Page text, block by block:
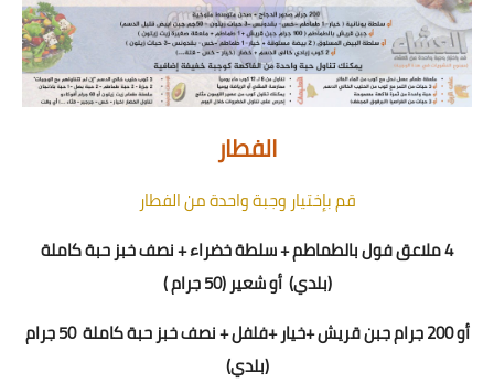
الفطار
قم بإختيار وجبة واحدة من الفطار
4 ملاعق فول بالطماطم + سلطة خضراء
+ نصف خبز حبة كاملة
(بلدي) أو شعير(50 جرام
)
أو200جرام جبن قريش +خيار +فلفل+نصف خبز حبة كاملة 50جرام
(بلدي)